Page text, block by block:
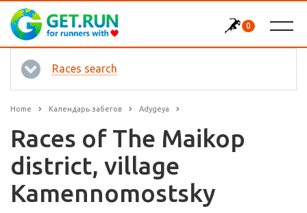
0
Races search
Home Календарь забегов Adygeya
Races of The Maikop
district, village
Kamennomostsky